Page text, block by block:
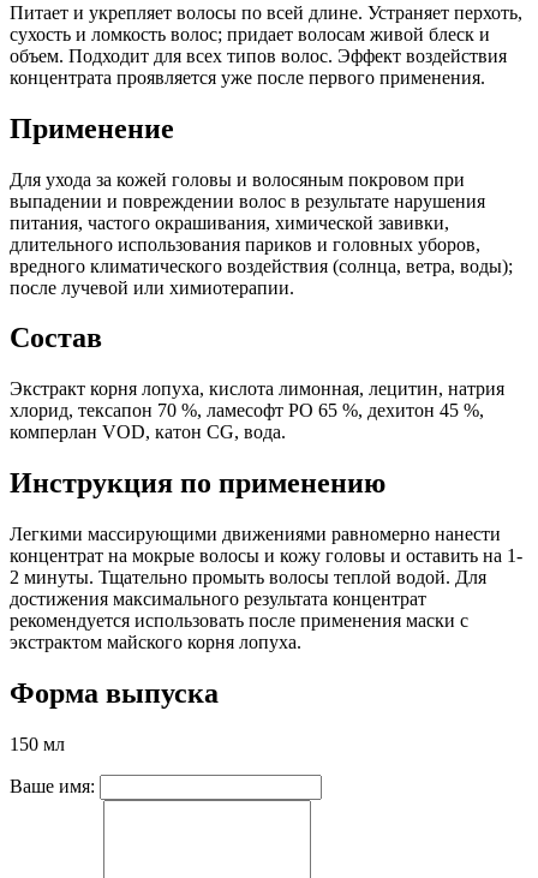
Питает и укрепляет волосы по всей длине. Устраняет перхоть,
сухость и ломкость волос; придает волосам живой блеск и
объем. Подходит для всех типов волос. Эффект воздействия
концентрата проявляется уже после первого применения.
Применение
Для ухода за кожей головы и волосяным покровом при
выпадении и повреждении волос в результате нарушения
питания, частого окрашивания, химической завивки,
длительного использования париков и головных уборов,
вредного климатического воздействия (солнца, ветра, воды);
после лучевой или химиотерапии.
Состав
Экстракт корня лопуха, кислота лимонная, лецитин, натрия
хлорид, тексапон 70 %, ламесофт РО 65 %, дехитон 45 %,
комперлан VOD, катон CG, вода.
Инструкция по применению
Легкими массирующими движениями равномерно нанести
концентрат на мокрые волосы и кожу головы и оставить на 1-
2 минуты. Тщательно промыть волосы теплой водой. Для
достижения максимального результата концентрат
рекомендуется использовать после применения маски с
экстрактом майского корня лопуха.
Форма выпуска
150 мл
Ваше имя: